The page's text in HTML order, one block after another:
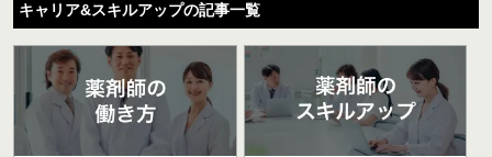
キャリア&スキルアップの記事一覧